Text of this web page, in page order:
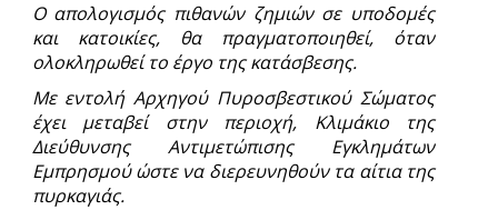
Ο απολογισμός πιθανών ζημιών σε υποδομές
και κατοικίες, θα πραγματοποιηθεί, όταν
ολοκληρωθεί το έργο της κατάσβεσης.
Με εντολή Αρχηγού Πυροσβεστικού Σώματος
έχει μεταβεί στην περιοχή, Κλιμάκιο της
Διεύθυνσης Αντιμετώπισης Εγκλημάτων
Εμπρησμού ώστε να διερευνηθούν τα αίτια της
πυρκαγιάς.